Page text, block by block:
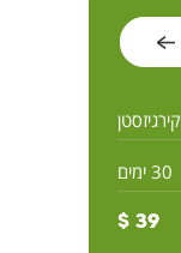
קירגיזסטן
30 ימים
39 $